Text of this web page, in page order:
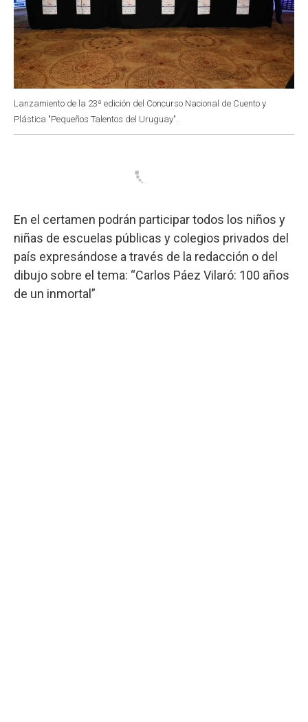
Lanzamiento de la 23ª edición del Concurso Nacional de Cuento y
Plástica "Pequeños Talentos del Uruguay".
En el certamen podrán participar todos los niños y
niñas de escuelas públicas y colegios privados del
país expresándose a través de la redacción o del
dibujo sobre el tema: “Carlos Páez Vilaró: 100 años
de un inmortal”